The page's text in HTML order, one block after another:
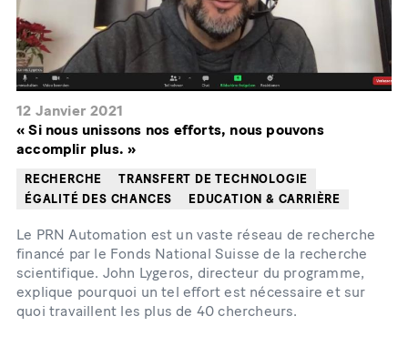
12 Janvier 2021
« Si nous unissons nos efforts, nous pouvons
accomplir plus. »
RECHERCHE
TRANSFERT DE TECHNOLOGIE
ÉGALITÉ DES CHANCES
EDUCATION & CARRIÈRE
Le PRN Automation est un vaste réseau de recherche
financé par le Fonds National Suisse de la recherche
scientifique. John Lygeros, directeur du programme,
explique pourquoi un tel effort est nécessaire et sur
quoi travaillent les plus de 40 chercheurs.